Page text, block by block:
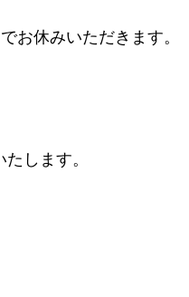
お休みいただきます。
します。